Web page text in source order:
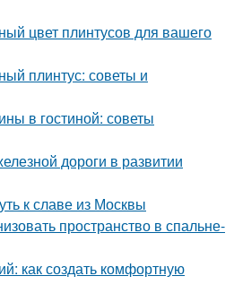
цвет плинтусов для вашего
плинтус: советы и
в гостиной: советы
дороги в развитии
к славе из Москвы
пространство в спальне-
как создать комфортную